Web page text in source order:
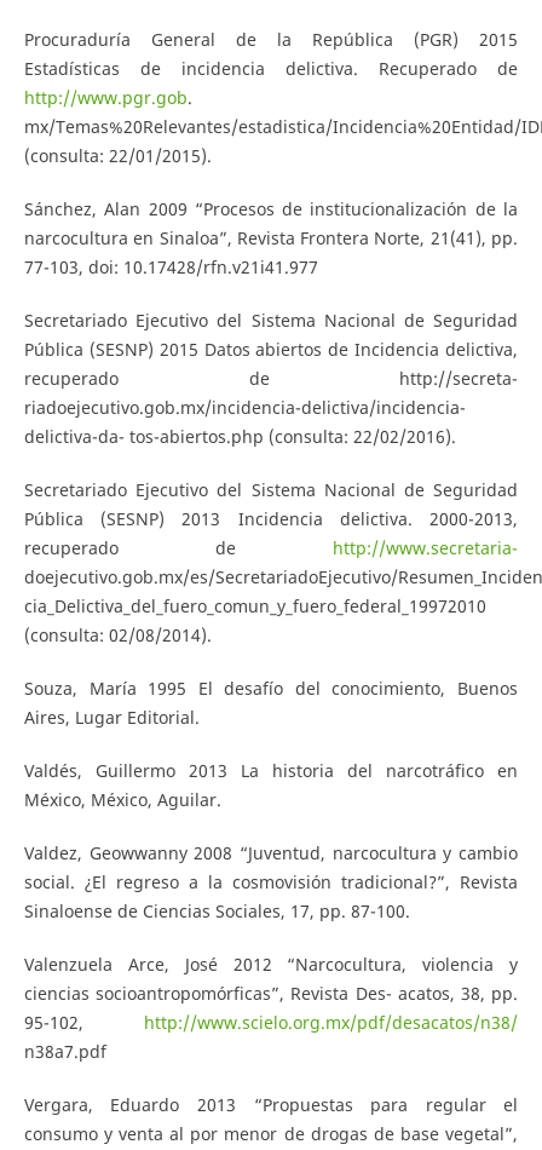
Procuraduría General de la República (PGR) 2015
Estadísticas de incidencia delictiva. Recuperado de
http://www.pgr.gob.
mx/Temas%20Relevantes/estadistica/Incidencia%20Entidad/
(consulta: 22/01/2015).
Sánchez, Alan 2009 “Procesos de institucionalización de la
narcocultura en Sinaloa”, Revista Frontera Norte, 21(41), pp.
77-103, doi: 10.17428/rfn.v21i41.977
Secretariado Ejecutivo del Sistema Nacional de Seguridad
Pública (SESNP) 2015 Datos abiertos de Incidencia delictiva,
recuperado de http://secreta-
riadoejecutivo.gob.mx/incidencia-delictiva/incidencia-
delictiva-da- tos-abiertos.php (consulta: 22/02/2016).
Secretariado Ejecutivo del Sistema Nacional de Seguridad
Pública (SESNP) 2013 Incidencia delictiva. 2000-2013,
recuperado de http://www.secretaria-
doejecutivo.gob.mx/es/SecretariadoEjecutivo/
cia_Delictiva_del_fuero_comun_y_fuero_federal_19972010
(consulta: 02/08/2014).
Souza, María 1995 El desafío del conocimiento, Buenos
Aires, Lugar Editorial.
Valdés, Guillermo 2013 La historia del narcotráfico en
México, México, Aguilar.
Valdez, Geowwanny 2008 “Juventud, narcocultura y cambio
social. ¿El regreso a la cosmovisión tradicional?”, Revista
Sinaloense de Ciencias Sociales, 17, pp. 87-100.
Valenzuela Arce, José 2012 “Narcocultura, violencia y
ciencias socioantropomórficas”, Revista Des- acatos, 38, pp.
95-102, http://www.scielo.org.mx/pdf/desacatos/n38/
n38a7.pdf
Vergara, Eduardo 2013 “Propuestas para regular el
consumo y venta al por menor de drogas de base vegetal”,